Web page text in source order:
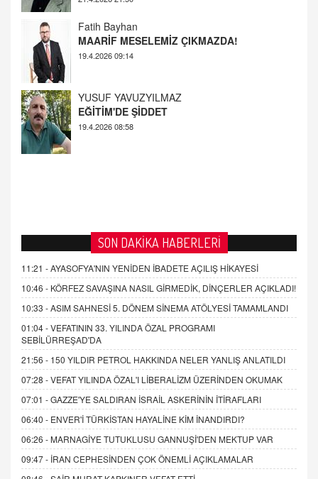
19.4.2026 09:14
19.4.2026 08:58
SON DAKİKA HABERLERİ
11:21 -AYASOFYA'NIN YENİDEN İBADETE AÇILIŞ HİKAYESİ
10:46 - KÖRFEZ SAVAŞINA NASIL GİRMEDİK, DİNÇERLER AÇIKLADI!
10:33 -ASIM SAHNESİ 5. DÖNEM SİNEMA ATÖLYESİ TAMAMLANDI
01:04 -VEFATININ 33. YILINDA ÖZAL PROGRAMI
SEBİLÜRREŞAD'DA
21:56 - 150 YILDIR PETROL HAKKINDA NELER YANLIŞ ANLATILDI
07:28 -VEFAT YILINDA ÖZAL'I LİBERALİZM ÜZERİNDEN OKUMAK
07:01 -GAZZE'YE SALDIRAN İSRAİL ASKERİNİN İTİRAFLARI
06:40 - ENVER'İ TÜRKİSTAN HAYALİNE KİM İNANDIRDI?
06:26 - MARNAGİYE TUTUKLUSU GANNUŞİ'DEN MEKTUP VAR
09:47 - İRAN CEPHESİNDEN ÇOK ÖNEMLİ AÇIKLAMALAR